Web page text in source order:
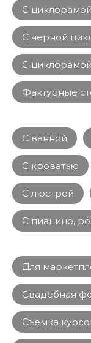
С циклорамой
С черной
С
Фактурные
С ванной
С кроватью
С люстрой
С пианино,
Для
Свадебная
Съемка